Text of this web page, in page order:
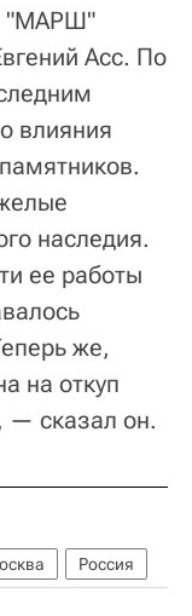
"МАРШ"
Асс. По
влияния
наследия.
ее работы
же,
на откуп
— сказал он.
Россия